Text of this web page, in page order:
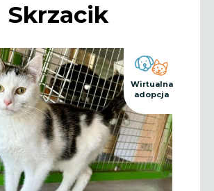
Skrzacik
Wirtualna
adopcja